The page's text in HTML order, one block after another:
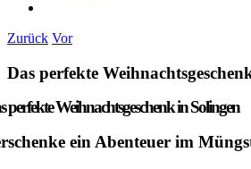
Zurück Vor
Das perfekte
perfekte Weihnachtsgeschenk in Solingen
ein Abenteuer im